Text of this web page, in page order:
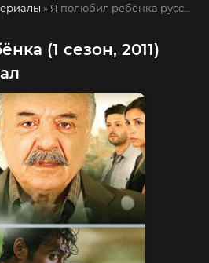
» Я полюбил ребёнка русская озвучка смотреть полностью онлайн!
(1 сезон, 2011)